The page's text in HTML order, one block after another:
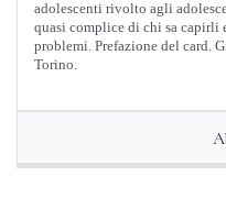
adolescenti rivolto agli
quasi complice di chi sa capirli
problemi. Prefazione del card.
Torino.